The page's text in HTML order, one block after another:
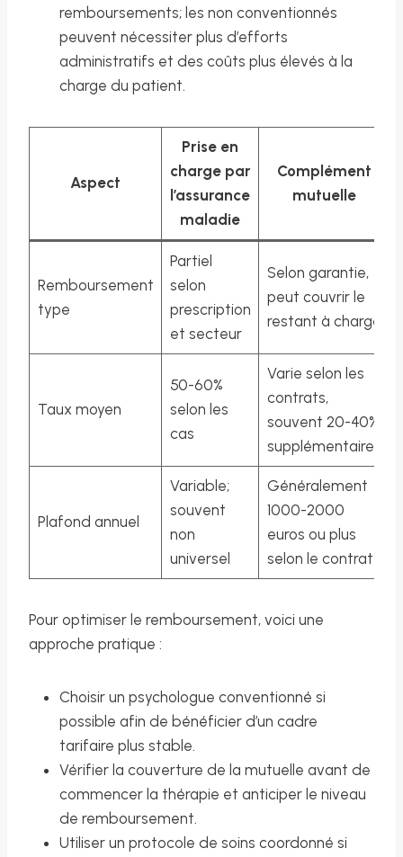
remboursements; les non conventionnés
peuvent nécessiter plus d’efforts
administratifs et des coûts plus élevés à la
charge du patient.
Aspect
Prise en
charge par
l’assurance
maladie
Complément
mutuelle
Remboursement
type
Partiel
selon
prescription
et secteur
Selon garantie,
peut couvrir le
restant à charge
Taux moyen
50-60%
selon les
cas
Varie selon les
contrats,
souvent 20-40%
supplémentaires
Plafond annuel
Variable;
souvent
non
universel
Généralement
1000-2000
euros ou plus
selon le contrat
Pour optimiser le remboursement, voici une
approche pratique :
Choisir un psychologue conventionné si
possible afin de bénéficier d’un cadre
tarifaire plus stable.
Vérifier la couverture de la mutuelle avant de
commencer la thérapie et anticiper le niveau
de remboursement.
Utiliser un protocole de soins coordonné si